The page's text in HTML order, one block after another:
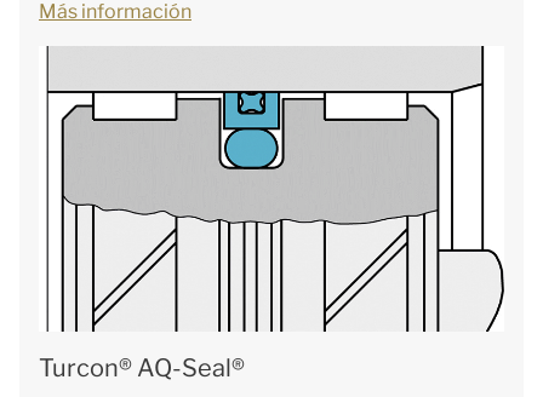
Más información
Turcon® AQ-Seal®